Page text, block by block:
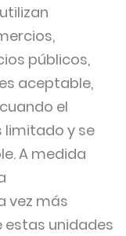
públicos,
aceptable,
el
limitado y se
A medida
vez más
unidades